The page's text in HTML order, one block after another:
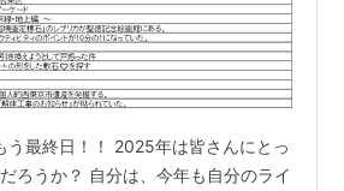
う最終日！！ 2025年は皆さんにとっ
ろうか？ 自分は、今年も自分のライ